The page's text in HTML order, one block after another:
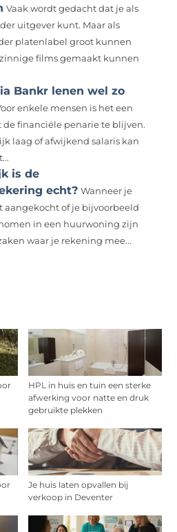
HPL in huis en tuin een sterke
afwerking voor natte en druk
gebruikte plekken
Je huis laten opvallen bij
verkoop in Deventer
Vaak wordt gedacht dat je als
uitgever kunt. Maar als
platenlabel groot kunnen
films gemaakt kunnen
Bankr lenen wel zo
enkele mensen is het een
de financiële penarie te blijven.
laag of afwijkend salaris kan
is de
echt? Wanneer je
aangekocht of je bijvoorbeeld
in een huurwoning zijn
waar je rekening mee...